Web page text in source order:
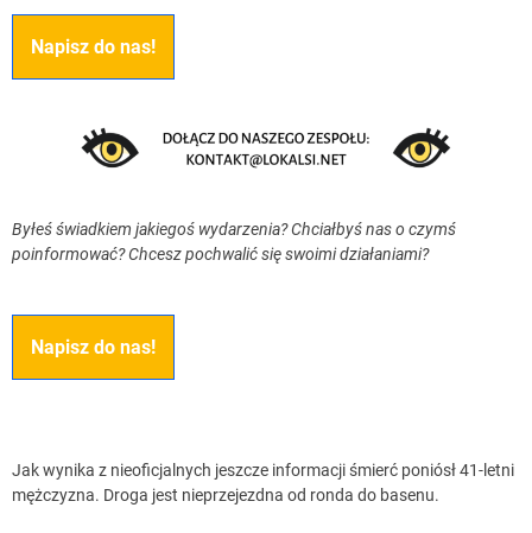
Napisz do nas!
Byłeś świadkiem jakiegoś wydarzenia? Chciałbyś nas o czymś
poinformować? Chcesz pochwalić się swoimi działaniami?
Napisz do nas!
Jak wynika z nieoficjalnych jeszcze informacji śmierć poniósł 41-letni
mężczyzna. Droga jest nieprzejezdna od ronda do basenu.